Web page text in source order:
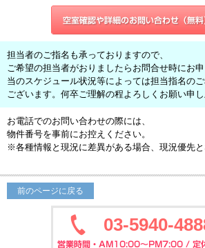
担当者のご指名も承っておりますので、
ご希望の担当者がおりましたらお問合せ時にお
当のスケジュール状況等によっては担当指名の
ございます。何卒ご理解の程よろしくお願い申し
お電話でのお問い合わせの際には、
物件番号を事前にお控えください。
※各種情報と現況に差異がある場合、現況優先と
前のページに戻る
03-5940-